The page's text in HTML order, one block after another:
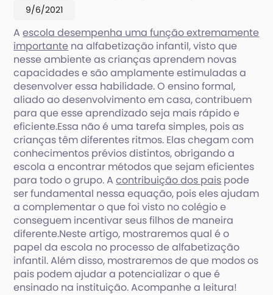
9/6/2021
Aescola desempenha uma função extremamente
importante na alfabetização infantil, visto que
nesse ambiente as crianças aprendem novas
capacidades e são amplamente estimuladas a
desenvolver essa habilidade. O ensino formal,
aliado ao desenvolvimento em casa, contribuem
para que esse aprendizado seja mais rápido e
eficiente.Essa não é uma tarefa simples, pois as
crianças têm diferentes ritmos. Elas chegam com
conhecimentos prévios distintos, obrigando a
escola a encontrar métodos que sejam eficientes
para todo o grupo. Acontribuição dos pais pode
ser fundamental nessa equação, pois eles ajudam
a complementar o que foi visto no colégio e
conseguem incentivar seus filhos de maneira
diferente.Neste artigo, mostraremos qual é o
papel da escola no processo de alfabetização
infantil. Além disso, mostraremos de que modos os
pais podem ajudar a potencializar o que é
ensinado na instituição. Acompanhe a leitura!